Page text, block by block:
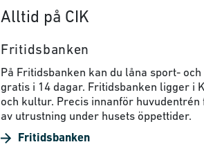
Alltid på CIK
Fritidsbanken
På Fritidsbanken kan du låna sport-
gratis i 14 dagar. Fritidsbanken ligger i
och kultur. Precis innanför
av utrustning under husets öppettider.
Fritidsbanken